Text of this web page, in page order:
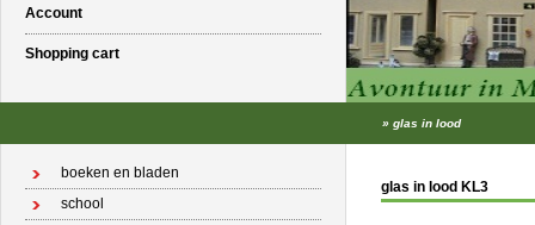
Account
Shopping cart
» glas in lood
boeken en bladen
school
glas in lood KL3